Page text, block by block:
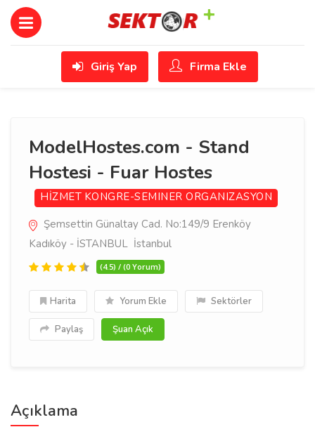
Giriş Yap Firma Ekle
ModelHostes.com - Stand
Hostesi - Fuar Hostes
HİZMET KONGRE-SEMINER ORGANIZASYON
Şemsettin Günaltay Cad. No:149/9 Erenköy 
Kadıköy - İSTANBUL İstanbul
(4.5) / (0 Yorum)
Harita Yorum Ekle Sektörler
Paylaş Şuan Açık
Açıklama